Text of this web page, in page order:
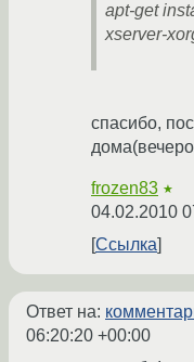
apt-get
xserver-
спасибо,
frozen83 ★
04.02.2010
Ссылка
Ответ на:
06:20:20 +00:00